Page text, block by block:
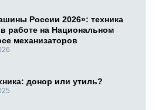
России 2026»: техника
в работе на Национальном
механизаторов
донор или утиль?